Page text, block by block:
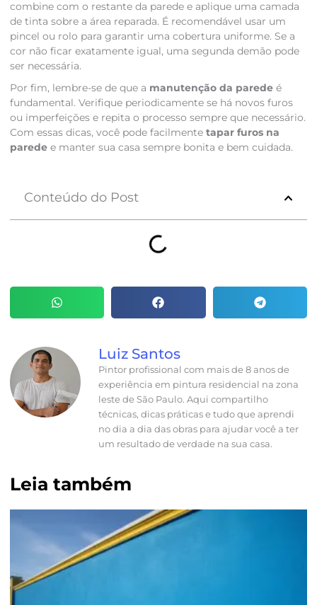
combine com o restante da parede e aplique uma camada
de tinta sobre a área reparada. É recomendável usar um
pincel ou rolo para garantir uma cobertura uniforme. Se a
cor não ficar exatamente igual, uma segunda demão pode
ser necessária.
Por fim, lembre-se de que a manutenção da paredeé
fundamental. Verifique periodicamente se há novos furos
ou imperfeições e repita o processo sempre que necessário.
Com essas dicas, você pode facilmente tapar furos na
paredee manter sua casa sempre bonita e bem cuidada.
Conteúdo do Post
Luiz Santos
Pintor profissional com mais de 8 anos de
experiência em pintura residencial na zona
leste de São Paulo. Aqui compartilho
técnicas, dicas práticas e tudo que aprendi
no dia a dia das obras para ajudar você a ter
um resultado de verdade na sua casa.
Leia também